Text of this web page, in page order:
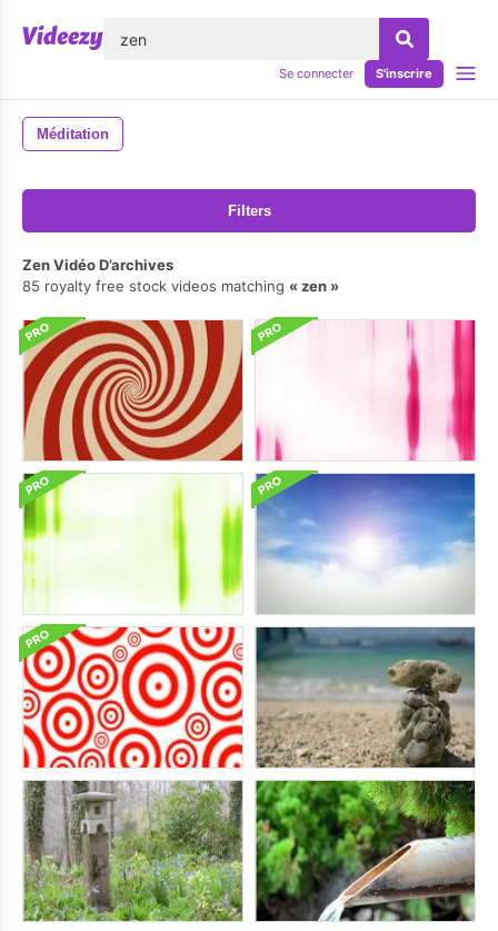
Se connecter S'inscrire
Méditation
Filters
Zen Vidéo D’archives
85 royalty free stock videos matching
zen